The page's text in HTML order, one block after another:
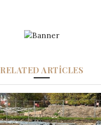
RELATED ARTICLES